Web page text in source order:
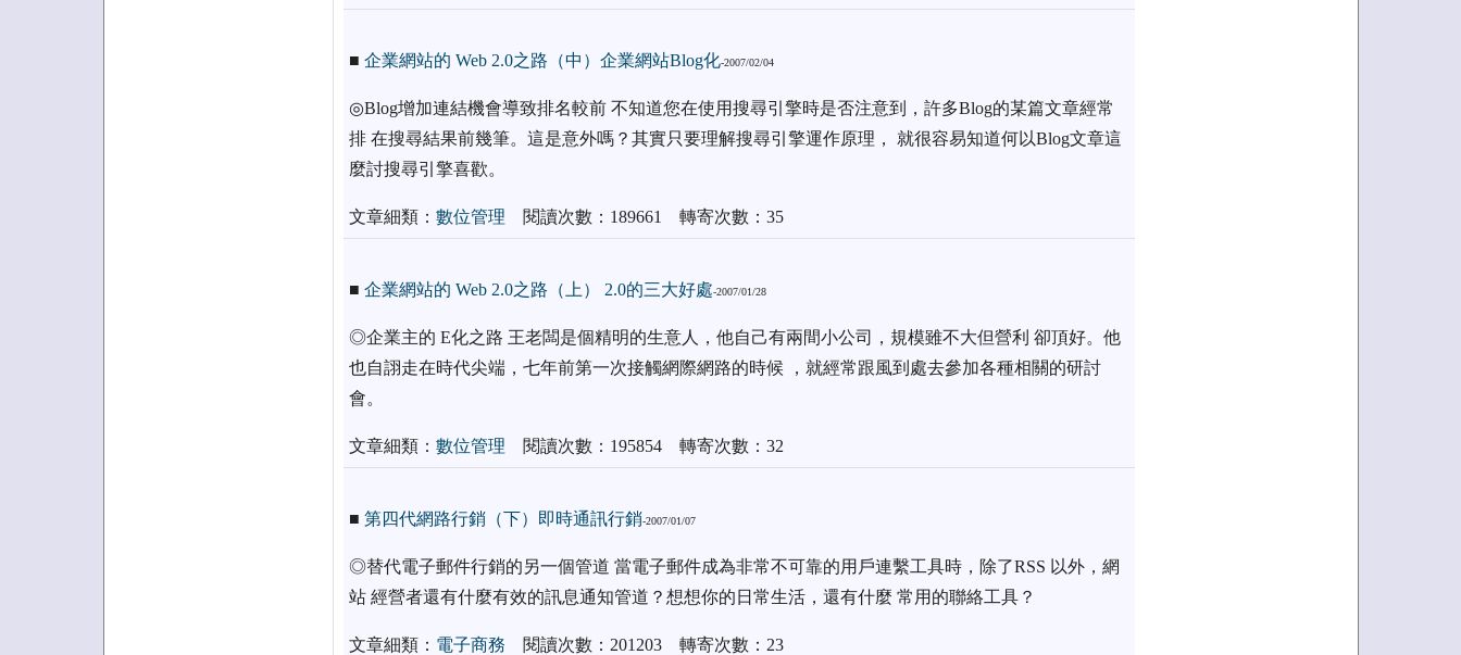
■ 企業網站的 Web 2.0之路（中）企業網站Blog化-2007/02/04
◎Blog增加連結機會導致排名較前 不知道您在使用搜尋引擎時是否注意到，許多Blog的某篇文章經常
排 在搜尋結果前幾筆。這是意外嗎？其實只要理解搜尋引擎運作原理， 就很容易知道何以Blog文章這
麼討搜尋引擎喜歡。
文章細類： 數位管理 閱讀次數：189661 轉寄次數：35
■ 企業網站的 Web 2.0之路（上） 2.0的三大好處-2007/01/28
◎企業主的 E化之路 王老闆是個精明的生意人，他自己有兩間小公司，規模雖不大但營利 卻頂好。他
也自詡走在時代尖端，七年前第一次接觸網際網路的時候 ，就經常跟風到處去參加各種相關的研討
會。
文章細類： 數位管理 閱讀次數：195854 轉寄次數：32
■ 第四代網路行銷（下）即時通訊行銷-2007/01/07
◎替代電子郵件行銷的另一個管道 當電子郵件成為非常不可靠的用戶連繫工具時，除了RSS 以外，網
站 經營者還有什麼有效的訊息通知管道？想想你的日常生活，還有什麼 常用的聯絡工具？
文章細類： 電子商務 閱讀次數：201203 轉寄次數：23